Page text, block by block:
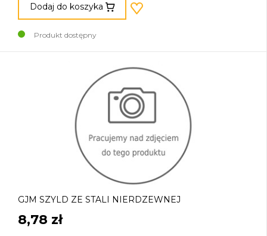
Dodaj do koszyka
Produkt dostępny
GJM SZYLD ZE STALI NIERDZEWNEJ
8,78 zł